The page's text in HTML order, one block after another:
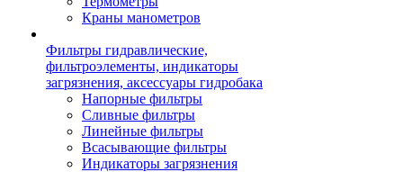
Краны манометров
Фильтры гидравлические,
фильтроэлементы, индикаторы
загрязнения, аксессуары гидробака
Напорные фильтры
Сливные фильтры
Линейные фильтры
Всасывающие фильтры
Индикаторы загрязнения